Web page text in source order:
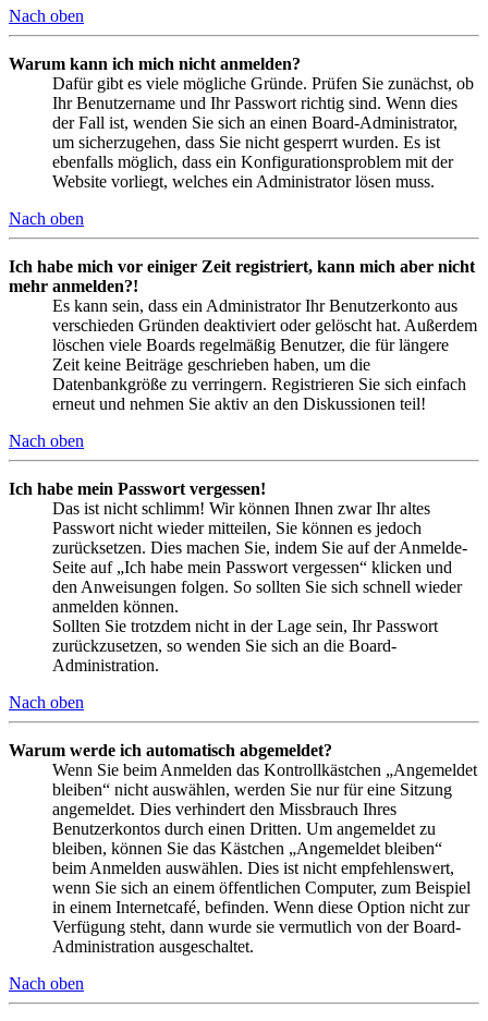
Nach oben
Warum kann ich mich nicht anmelden?
Dafür gibt es viele mögliche Gründe. Prüfen Sie zunächst, ob
Ihr Benutzername und Ihr Passwort richtig sind. Wenn dies
der Fall ist, wenden Sie sich an einen Board-Administrator,
um sicherzugehen, dass Sie nicht gesperrt wurden. Es ist
ebenfalls möglich, dass ein Konfigurationsproblem mit der
Website vorliegt, welches ein Administrator lösen muss.
Nach oben
Ich habe mich vor einiger Zeit registriert, kann mich aber nicht
mehr anmelden?!
Es kann sein, dass ein Administrator Ihr Benutzerkonto aus
verschieden Gründen deaktiviert oder gelöscht hat. Außerdem
löschen viele Boards regelmäßig Benutzer, die für längere
Zeit keine Beiträge geschrieben haben, um die
Datenbankgröße zu verringern. Registrieren Sie sich einfach
erneut und nehmen Sie aktiv an den Diskussionen teil!
Nach oben
Ich habe mein Passwort vergessen!
Das ist nicht schlimm! Wir können Ihnen zwar Ihr altes
Passwort nicht wieder mitteilen, Sie können es jedoch
zurücksetzen. Dies machen Sie, indem Sie auf der Anmelde-
Seite auf „Ich habe mein Passwort vergessen“ klicken und
den Anweisungen folgen. So sollten Sie sich schnell wieder
anmelden können.
Sollten Sie trotzdem nicht in der Lage sein, Ihr Passwort
zurückzusetzen, so wenden Sie sich an die Board-
Administration.
Nach oben
Warum werde ich automatisch abgemeldet?
Wenn Sie beim Anmelden das Kontrollkästchen „Angemeldet
bleiben“ nicht auswählen, werden Sie nur für eine Sitzung
angemeldet. Dies verhindert den Missbrauch Ihres
Benutzerkontos durch einen Dritten. Um angemeldet zu
bleiben, können Sie das Kästchen „Angemeldet bleiben“
beim Anmelden auswählen. Dies ist nicht empfehlenswert,
wenn Sie sich an einem öffentlichen Computer, zum Beispiel
in einem Internetcafé, befinden. Wenn diese Option nicht zur
Verfügung steht, dann wurde sie vermutlich von der Board-
Administration ausgeschaltet.
Nach oben